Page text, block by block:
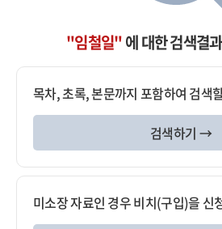
"임철일"에 대한 검색결
목차, 초록, 본문까지 포함하여 검색
검색하기 →
미소장 자료인 경우 비치(구입)을 신